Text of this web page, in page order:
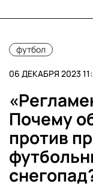
футбол
06 ДЕКАБРЯ 2023
Почему
против